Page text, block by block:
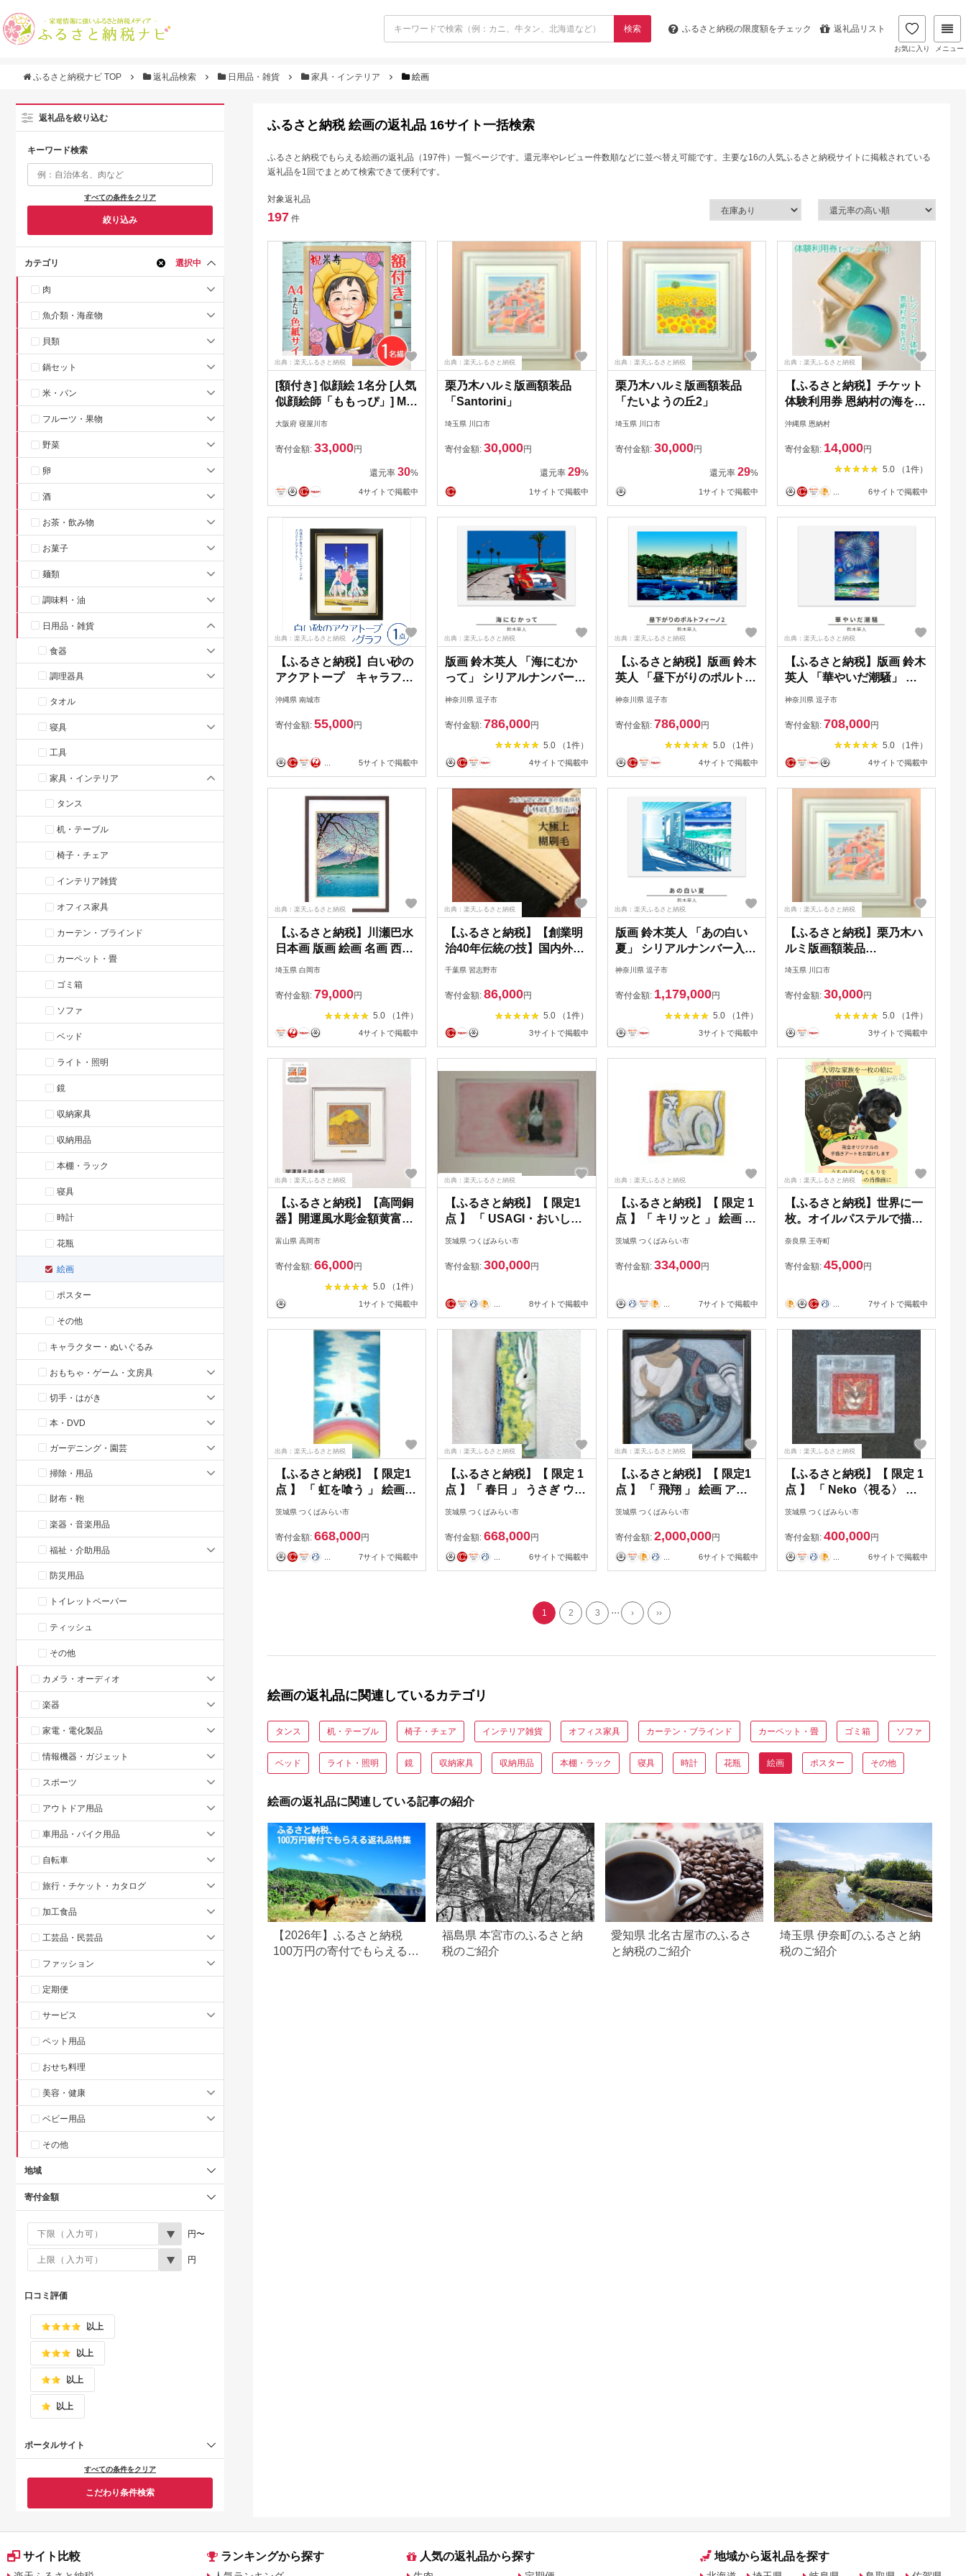
検索 ふるさと納税の限度額をチェック 返礼品リスト
お気に入り メニュー
ふるさと納税ナビ TOP 返礼品検索 日用品・雑貨 家具・インテリア 絵画
返礼品を絞り込む
キーワード検索
すべての条件をクリア
絞り込み
カテゴリ 選択中
肉
魚介類・海産物
貝類
鍋セット
米・パン
フルーツ・果物
野菜
卵
酒
お茶・飲み物
お菓子
麺類
調味料・油
日用品・雑貨
食器
調理器具
タオル
寝具
工具
家具・インテリア
タンス
机・テーブル
椅子・チェア
インテリア雑貨
オフィス家具
カーテン・ブラインド
カーペット・畳
ゴミ箱
ソファ
ベッド
ライト・照明
鏡
収納家具
収納用品
本棚・ラック
寝具
時計
花瓶
絵画
ポスター
その他
キャラクター・ぬいぐるみ
おもちゃ・ゲーム・文房具
切手・はがき
本・DVD
ガーデニング・園芸
掃除・用品
財布・鞄
楽器・音楽用品
福祉・介助用品
防災用品
トイレットペーパー
ティッシュ
その他
カメラ・オーディオ
楽器
家電・電化製品
情報機器・ガジェット
スポーツ
アウトドア用品
車用品・バイク用品
自転車
旅行・チケット・カタログ
加工食品
工芸品・民芸品
ファッション
定期便
サービス
ペット用品
おせち料理
美容・健康
ベビー用品
その他
地域
寄付金額
円〜
円
口コミ評価
以上
以上
以上
以上
ポータルサイト
すべての条件をクリア
こだわり条件検索
ふるさと納税 絵画の返礼品 16サイト一括検索
ふるさと納税でもらえる絵画の返礼品（197件）一覧ページです。還元率やレビュー件数順などに並べ替え可能です。主要な16の人気ふるさと納税サイトに掲載されている
返礼品を1回でまとめて検索できて便利です。
対象返礼品
197 件
出典：楽天ふるさと納税
[額付き] 似顔絵 1名分 [人気
似顔絵師「ももっぴ」] Mサ
イズ(A4) または色紙サイズ
日 ギフト
大阪府 寝屋川市
寄付金額: 33,000円
還元率30%
4サイトで掲載中
出典：楽天ふるさと納税
栗乃木ハルミ版画額装品
「Santorini」
埼玉県 川口市
寄付金額:30,000円
還元率 29%
1サイトで掲載中
出典：楽天ふるさと納税
栗乃木ハルミ版画額装品
「たいようの丘2」
埼玉県 川口市
寄付金額: 30,000円
還元率 29%
1サイトで掲載中
出典：楽天ふるさと納税
【ふるさと納税】チケット
体験利用券 恩納村の海を作
るレジンアート体験【ペア
ト 雑貨 日用品 人気 おすす
め 送料無料 ふるさと 恩納
沖縄県 恩納村
寄付金額: 14,000円
5.0 （1件）
6サイトで掲載中
出典：楽天ふるさと納税
【ふるさと納税】白い砂の
アクアトープ キャラファ
イングラフ I 白い砂のアク
ラフ アニメ グッズ アート
沖縄県 南城市
寄付金額: 55,000円
5サイトで掲載中
出典：楽天ふるさと納税
版画 鈴木英人 「海にむか
って」 シリアルナンバー入
り フレーム付き 直筆サイ
絵画 絵 イラスト 風景 車 ロ
ス マリブ 【 額縁 】
神奈川県 逗子市
寄付金額: 786,000円
5.0 （1件）
4サイトで掲載中
出典：楽天ふるさと納税
【ふるさと納税】版画 鈴木
英人 「昼下がりのポルトフ
ィーノ2」 シリアルナンバ
サイン入り インテリア ア
ート 絵画 絵 イラスト 風
景 額縁
神奈川県 逗子市
寄付金額: 786,000円
5.0 （1件）
4サイトで掲載中
出典：楽天ふるさと納税
【ふるさと納税】版画 鈴木
英人 「華やいだ潮騒」 シ
リアルナンバー入り フレー
ンテリア アート 絵画 絵 イ
ラスト 逗子 花火 額縁
神奈川県 逗子市
寄付金額: 708,000円
5.0 （1件）
4サイトで掲載中
出典：楽天ふるさと納税
【ふるさと納税】川瀬巴水
日本画 版画 絵画 名画 西伊
豆木負 (にしいずきしょ
埼玉県 白岡市
寄付金額: 79,000円
5.0 （1件）
4サイトで掲載中
出典：楽天ふるさと納税
【ふるさと納税】【創業明
治40年伝統の技】国内外の
美術館にも指名される刷
上糊刷毛」〜千葉県指定伝
統的工芸品〜
千葉県 習志野市
寄付金額:86,000円
5.0 （1件）
3サイトで掲載中
出典：楽天ふるさと納税
版画 鈴木英人 「あの白い
夏」 シリアルナンバー入り
フレーム付き 直筆サイン入
絵 イラスト 風景 バハマ ア
イランド 【 額縁 】
神奈川県 逗子市
寄付金額: 1,179,000円
5.0 （1件）
3サイトで掲載中
出典：楽天ふるさと納税
【ふるさと納税】栗乃木ハ
ルミ版画額装品
「Santorini」【1334217】
埼玉県 川口市
寄付金額: 30,000円
5.0 （1件）
3サイトで掲載中
出典：楽天ふるさと納税
【ふるさと納税】【高岡銅
器】開運風水彫金額黄富士
小 民芸品 工芸品 伝統技術
富山県 高岡市
寄付金額: 66,000円
5.0 （1件）
1サイトで掲載中
出典：楽天ふるさと納税
【ふるさと納税】【 限定1
点 】 「 USAGI・おいしい
ね 」 うさぎ ウサギ 絵画 ア
茨城県 つくばみらい市
寄付金額:300,000円
8サイトで掲載中
出典：楽天ふるさと納税
【ふるさと納税】【 限定 1
点 】「 キリッと 」 絵画 絵
アート アトリエ 飛動庵
茨城県 つくばみらい市
寄付金額: 334,000円
7サイトで掲載中
出典：楽天ふるさと納税
【ふるさと納税】世界に一
枚。オイルパステルで描く
「ペットのオーダーメイド
法 【A4サイズボード】
奈良県 王寺町
寄付金額: 45,000円
7サイトで掲載中
出典：楽天ふるさと納税
【ふるさと納税】【 限定1
点 】 「 虹を喰う 」 絵画
アート アトリエ 飛動庵
茨城県 つくばみらい市
寄付金額: 668,000円
7サイトで掲載中
出典：楽天ふるさと納税
【ふるさと納税】【 限定 1
点 】「 春日 」 うさぎ ウサ
ギ 絵画 アート アトリエ 飛
茨城県 つくばみらい市
寄付金額:668,000円
6サイトで掲載中
出典：楽天ふるさと納税
【ふるさと納税】【 限定1
点 】 「 飛翔 」 絵画 アー
ト アトリエ 飛動庵
茨城県 つくばみらい市
寄付金額: 2,000,000円
6サイトで掲載中
出典：楽天ふるさと納税
【ふるさと納税】【 限定 1
点 】 「 Neko〈視る〉 」
ねこ 猫 ネコ 絵画 絵 アート
茨城県 つくばみらい市
寄付金額: 400,000円
6サイトで掲載中
1 2 3 ... › ››
絵画の返礼品に関連しているカテゴリ
タンス 机・テーブル 椅子・チェア インテリア雑貨 オフィス家具 カーテン・ブラインド カーペット・畳 ゴミ箱 ソファ
ベッド ライト・照明 鏡 収納家具 収納用品 本棚・ラック 寝具 時計 花瓶 絵画 ポスター その他
絵画の返礼品に関連している記事の紹介
【2026年】ふるさと納税
100万円の寄付でもらえるお
福島県 本宮市のふるさと納
税のご紹介
愛知県 北名古屋市のふるさ
と納税のご紹介
埼玉県 伊奈町のふるさと納
税のご紹介
サイト比較 ランキングから探す 人気の返礼品から探す 地域から返礼品を探す